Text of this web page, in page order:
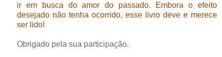
ir em busca do amor do passado. Embora o efeito
desejado não tenha ocorrido, esse livro deve e merece
ser lido!
Obrigado pela sua participação.